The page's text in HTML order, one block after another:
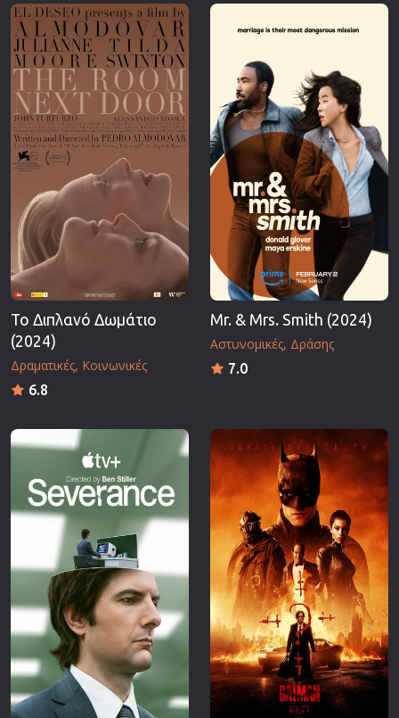
Επιστημονικής Φαντασίας
Εποχής
Ερωτικές
Ευρωπαικός Κινηματογράφος
Θρησκευτικές
Θρίλερ
Ιστορικές
Καταστροφής
Κλασσικές
Το Διπλανό Δωμάτιο
(2024)
Δραματικές Κοινωνικές
6.8
Mr. & Mrs. Smith (2024)
Αστυνομικές Δράσης
7.0